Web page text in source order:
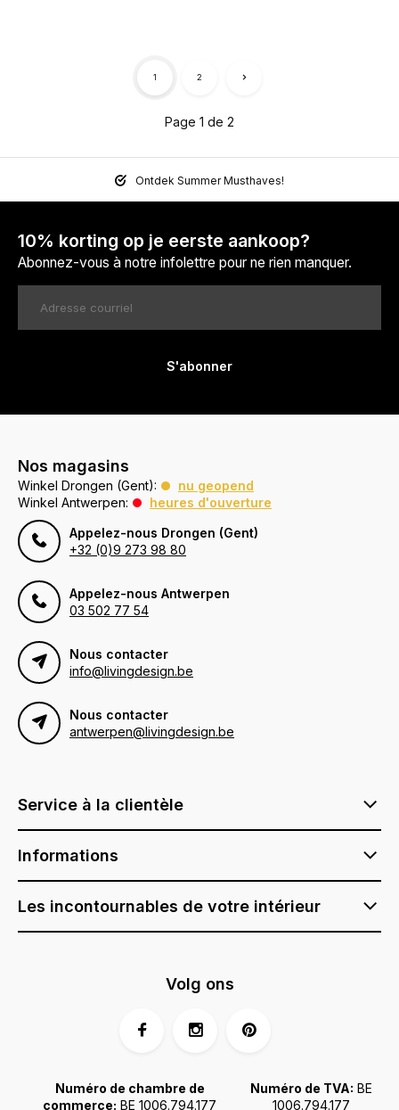
Page 1 de 2
1 2
Ontdek Summer Musthaves!
10% korting op je eerste aankoop?
Abonnez-vous à notre infolettre pour ne rien manquer.
S'abonner
Nos magasins
Winkel Drongen (Gent):
nu geopend
Winkel Antwerpen:
heures d'ouverture
Appelez-nous Drongen (Gent)
+32 (0)9 273 98 80
Appelez-nous Antwerpen
03 502 77 54
Nous contacter
info@livingdesign.be
Nous contacter
antwerpen@livingdesign.be
Service à la clientèle
Informations
Les incontournables de votre intérieur
Numéro de chambre de
commerce: BE 1006.794.177
Numéro de TVA: BE
1006.794.177
Volg ons